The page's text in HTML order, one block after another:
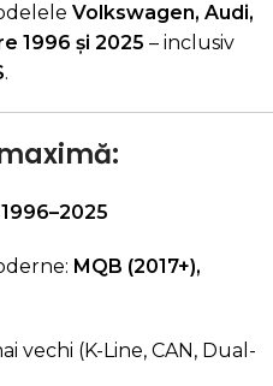
Volkswagen, Audi,
1996 și 2025 – inclusiv
.
1996–2025
MQB (2017+),
vechi (K-Line, CAN, Dual-